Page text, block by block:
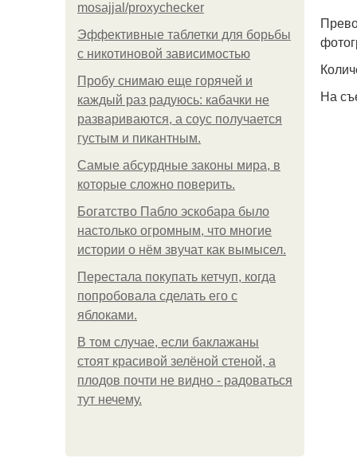
mosajjal/proxychecker
Эффективные таблетки для борьбы
с никотиновой зависимостью
Пробу снимаю еще горячей и
каждый раз радуюсь: кабачки не
развариваются, а соус получается
густым и пикантным.
Самые абсурдные законы мира, в
которые сложно поверить.
Богатство Пабло эскобара было
настолько огромным, что многие
истории о нём звучат как вымысел.
Перестала покупать кетчуп, когда
попробовала сделать его с
яблоками.
В том случае, если баклажаны
стоят красивой зелёной стеной, а
плодов почти не видно - радоваться
тут нечему.
На